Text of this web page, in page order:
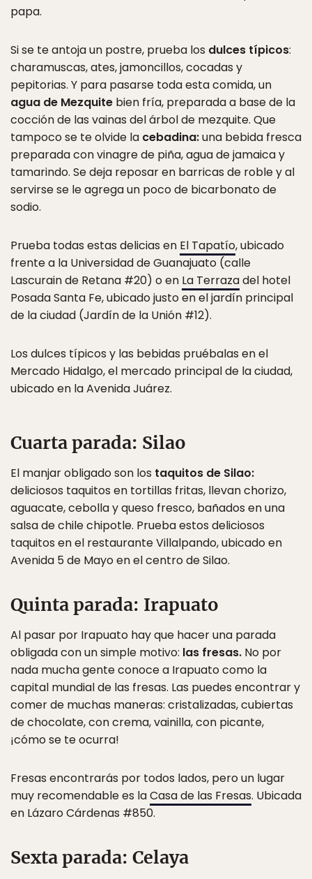
papa.
Si se te antoja un postre, prueba los dulces típicos:
charamuscas, ates, jamoncillos, cocadas y
pepitorias. Y para pasarse toda esta comida, un
agua de Mezquite bien fría, preparada a base de la
cocción de las vainas del árbol de mezquite. Que
tampoco se te olvide la cebadina:una bebida fresca
preparada con vinagre de piña, agua de jamaica y
tamarindo. Se deja reposar en barricas de roble y al
servirse se le agrega un poco de bicarbonato de
sodio.
Prueba todas estas delicias en El Tapatío, ubicado
frente a la Universidad de Guanajuato (calle
Lascurain de Retana #20) o en La Terrazadel hotel
Posada Santa Fe, ubicado justo en el jardín principal
de la ciudad (Jardín de la Unión #12).
Los dulces típicos y las bebidas pruébalas en el
Mercado Hidalgo, el mercado principal de la ciudad,
ubicado en la Avenida Juárez.
Cuarta parada: Silao
El manjar obligado son los taquitos de Silao:
deliciosos taquitos en tortillas fritas, llevan chorizo,
aguacate, cebolla y queso fresco, bañados en una
salsa de chile chipotle. Prueba estos deliciosos
taquitos en el restaurante Villalpando, ubicado en
Avenida 5 de Mayo en el centro de Silao.
Quinta parada: Irapuato
Al pasar por Irapuato hay que hacer una parada
obligada con un simple motivo: las fresas. No por
nada mucha gente conoce a Irapuato como la
capital mundial de las fresas. Las puedes encontrar y
comer de muchas maneras: cristalizadas, cubiertas
de chocolate, con crema, vainilla, con picante,
¡cómo se te ocurra!
Fresas encontrarás por todos lados, pero un lugar
muy recomendable es laCasa de las Fresas. Ubicada
en Lázaro Cárdenas #850.
Sexta parada: Celaya